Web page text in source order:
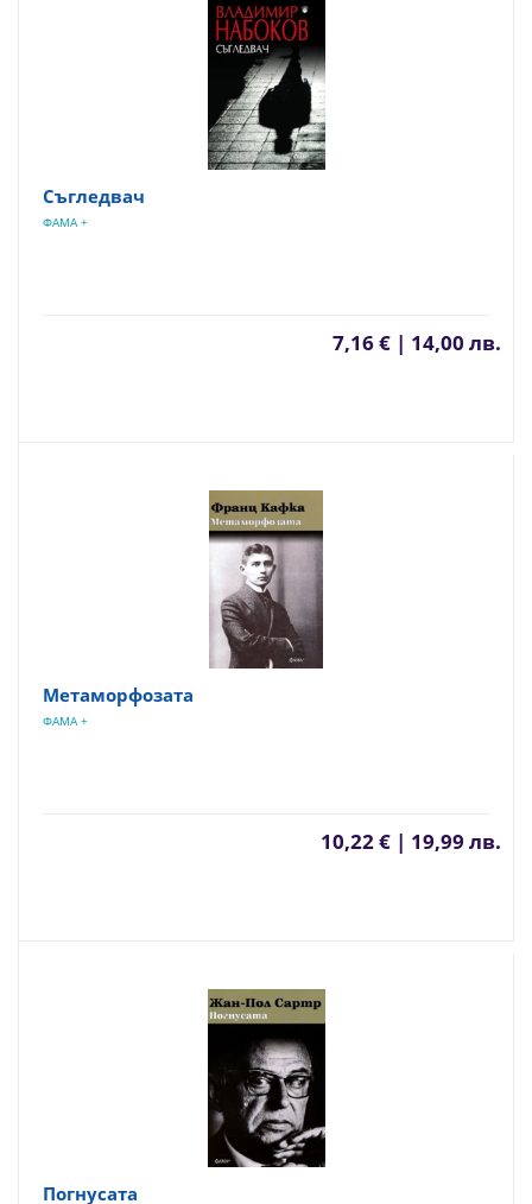
Съгледвач
ФАМА +
7,16 € | 14,00 лв.
Метаморфозата
ФАМА +
10,22 € | 19,99 лв.
Погнусата